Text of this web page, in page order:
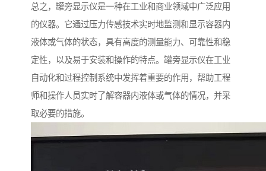
总之，罐旁显示仪是一种在工业和商业领域中广泛应用
的仪器。它通过压力传感技术实时地监测和显示容器内
液体或气体的状态，具有高度的测量能力、可靠性和稳
定性，以及易于安装和操作的特点。罐旁显示仪在工业
自动化和过程控制系统中发挥着重要的作用，帮助工程
师和操作人员实时了解容器内液体或气体的情况，并采
取必要的措施。